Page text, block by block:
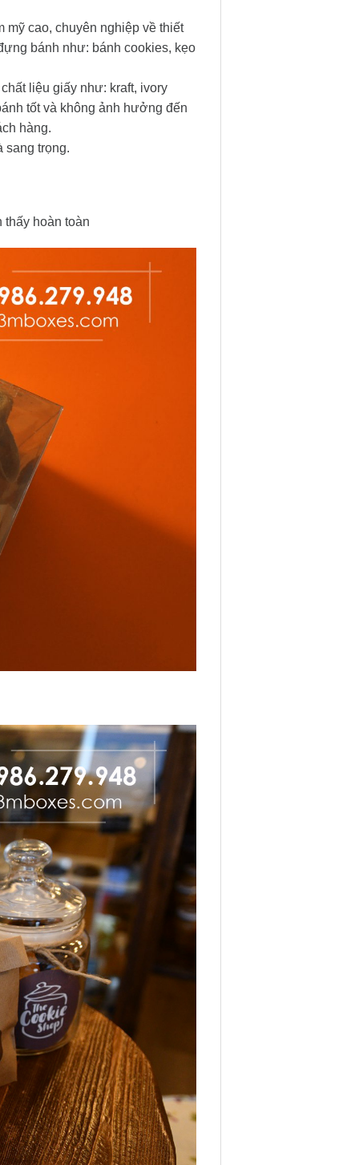
mỹ cao, chuyên nghiệp về thiết
bánh như: bánh cookies, kẹo
liệu giấy như: kraft, ivory
tốt và không ảnh hưởng đến
hàng.
sang trọng.
thấy hoàn toàn